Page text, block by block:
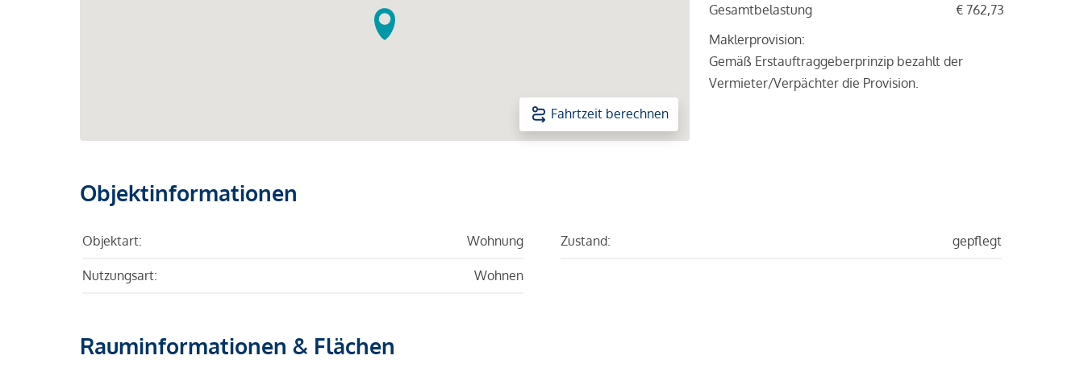
Fahrtzeit berechnen
Gesamtbelastung
€ 762,73
Maklerprovision:
Gemäß Erstauftraggeberprinzip bezahlt der
Vermieter/Verpächter die Provision.
Objektinformationen
Objektart: Wohnung
Nutzungsart: Wohnen
Zustand: gepflegt
Rauminformationen & Flächen